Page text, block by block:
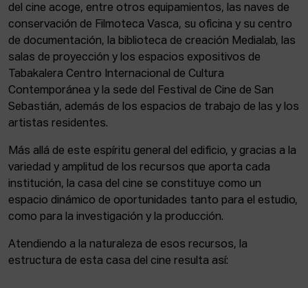
del cine acoge, entre otros equipamientos, las naves de
conservación de Filmoteca Vasca, su oficina y su centro
de documentación, la biblioteca de creación Medialab, las
salas de proyección y los espacios expositivos de
Tabakalera Centro Internacional de Cultura
Contemporánea y la sede del Festival de Cine de San
Sebastián, además de los espacios de trabajo de las y los
artistas residentes.
Más allá de este espíritu general del edificio, y gracias a la
variedad y amplitud de los recursos que aporta cada
institución, la casa del cine se constituye como un
espacio dinámico de oportunidades tanto para el estudio,
como para la investigación y la producción.
Atendiendo a la naturaleza de esos recursos, la
estructura de esta casa del cine resulta así: